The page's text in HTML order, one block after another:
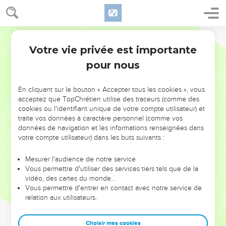
NE MANQUEZ PAS L’ÉVÉNEMENT
DE L’ANNÉE !
ET SI LEURS ERREURS POUVAIENT VOUS ÉVITER LES
VOTRES ?
leur foi ou leur vision. Mais on voit moins les doutes, les erreurs
et les saisons difficiles qu'ils ont traversés, alors même que ce
sont elles qui les ont façonnés.
Dans cette conférence, leaders, entrepreneurs, et responsables
clés pour avancer avec plus de sagesse afin que leurs erreurs
Votre vie privée est importante
pour nous
En cliquant sur le bouton « Accepter tous les cookies », vous
acceptez que TopChrétien utilise des traceurs (comme des
cookies ou l'identifiant unique de votre compte utilisateur) et
traite vos données à caractère personnel (comme vos
données de navigation et les informations renseignées dans
votre compte utilisateur) dans les buts suivants :
Mesurer l'audience de notre service
Vous permettre d'utiliser des services tiers tels que de la
vidéo, des cartes du monde…
Vous permettre d'entrer en contact avec notre service de
relation aux utilisateurs.
Choisir mes cookies